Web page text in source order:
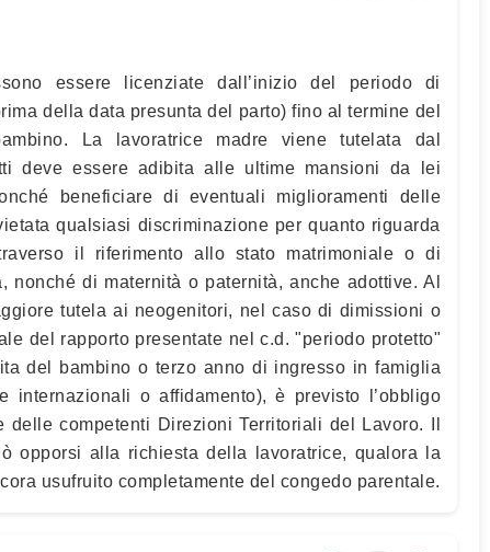
essere licenziate dall’inizio del periodo di
della data presunta del parto) fino al termine del
La lavoratrice madre viene tutelata dal
deve essere adibita alle ultime mansioni da lei
beneficiare di eventuali miglioramenti delle
qualsiasi discriminazione per quanto riguarda
il riferimento allo stato matrimoniale o di
nonché di maternità o paternità, anche adottive. Al
tutela ai neogenitori, nel caso di dimissioni o
del rapporto presentate nel c.d. "periodo protetto"
del bambino o terzo anno di ingresso in famiglia
internazionali o affidamento), è previsto l’obbligo
competenti Direzioni Territoriali del Lavoro. Il
opporsi alla richiesta della lavoratrice, qualora la
usufruito completamente del congedo parentale.